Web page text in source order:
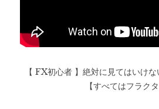
【 FX初心者 】絶対に見てはいけ
【すべてはフラクタ